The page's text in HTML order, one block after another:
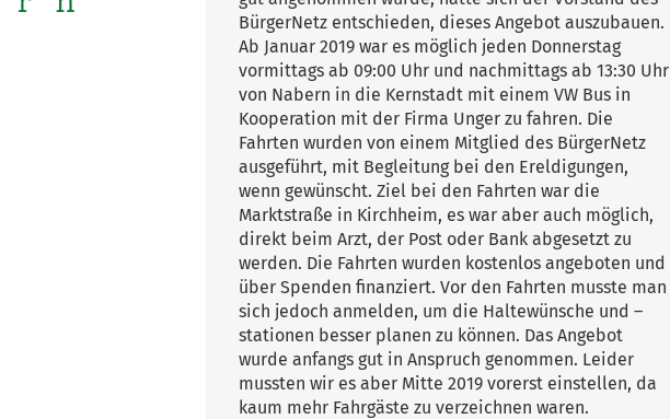
BürgerNetz entschieden, dieses Angebot auszubauen.
Ab Januar 2019 war es möglich jeden Donnerstag
vormittags ab 09:00 Uhr und nachmittags ab 13:30 Uhr
von Nabern in die Kernstadt mit einem VW Bus in
Kooperation mit der Firma Unger zu fahren. Die
Fahrten wurden von einem Mitglied des BürgerNetz
ausgeführt, mit Begleitung bei den Ereldigungen,
wenn gewünscht. Ziel bei den Fahrten war die
Marktstraße in Kirchheim, es war aber auch möglich,
direkt beim Arzt, der Post oder Bank abgesetzt zu
werden. Die Fahrten wurden kostenlos angeboten und
über Spenden finanziert. Vor den Fahrten musste man
sich jedoch anmelden, um die Haltewünsche und –
stationen besser planen zu können. Das Angebot
wurde anfangs gut in Anspruch genommen. Leider
mussten wir es aber Mitte 2019 vorerst einstellen, da
kaum mehr Fahrgäste zu verzeichnen waren.